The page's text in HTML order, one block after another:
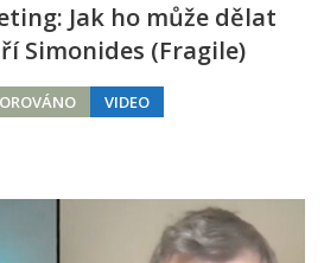
Jak ho může dělat
Simonides (Fragile)
VIDEO